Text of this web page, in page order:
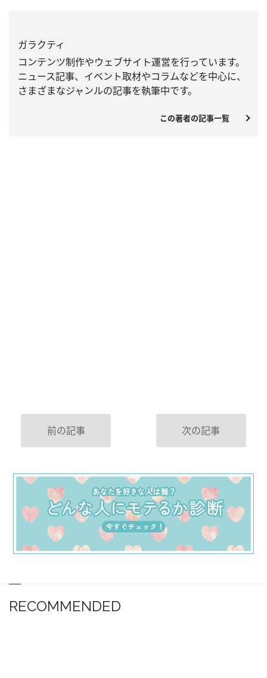
ガラクティ
コンテンツ制作やウェブサイト運営を行っています。
ニュース記事、 イベント取材やコラムなどを中心に、
さまざまなジャンルの記事を執筆中です。
この著者の記事一覧
前の記事 次の記事
RECOMMENDED